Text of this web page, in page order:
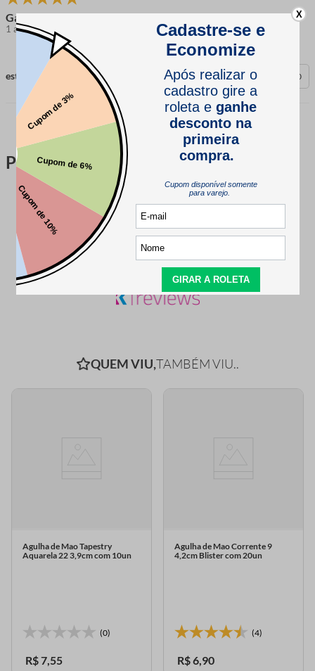
Gabriel V.
1 ano atrás comprador verificado
esta avaliação foi útil? 0 0
Perguntas & respostas
Este produto ainda não tem perguntas
SEJA O PRIMEIRO A PERGUNTAR
QUEM VIU,TAMBÉM VIU..
Agulha de Mao Tapestry
Aquarela 22 3,9cm com 10un
(0)
R$7,55
Agulha de Mao Corrente 9
4,2cm Blister com 20un
(4)
R$6,90
X